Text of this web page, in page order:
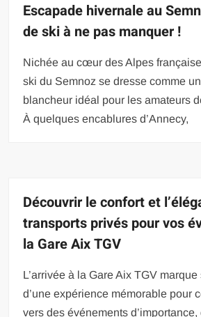
Escapade hivernale au
de ski à ne pas manquer !
Nichée au cœur des Alpes
ski du Semnoz se dresse comme
blancheur idéal pour les amateurs
À quelques encablures d’Annecy,
Découvrir le confort et
transports privés pour vos
la Gare Aix TGV
L’arrivée à la Gare Aix TGV
d’une expérience mémorable pour
vers des événements d’importance,